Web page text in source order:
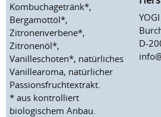
Kombuchagetränk*,
Bergamottöl*,
Zitronenverbene*,
Zitronenöl*,
Vanilleschoten*, natürliches
Vanillearoma, natürlicher
Passionsfruchtextrakt.
* aus kontrolliert
biologischem Anbau.
D-